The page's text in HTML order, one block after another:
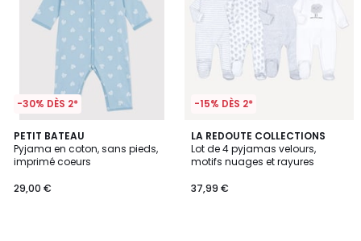
-30% DÈS 2*
PETIT BATEAU
Pyjama en coton, sans pieds,
imprimé coeurs
29,00 €
-15% DÈS 2*
LA REDOUTE COLLECTIONS
Lot de 4 pyjamas velours,
motifs nuages et rayures
37,99 €
3,5
/ 5